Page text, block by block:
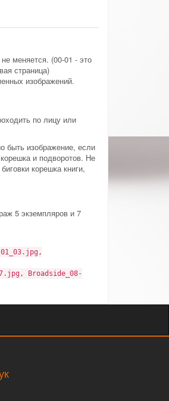
меняется. (00-01 - это
страница)
изображений.
по лицу или
быть изображение, если
и подворотов. Не
корешка книги,
5 экземпляров и 7
Broadside_08-